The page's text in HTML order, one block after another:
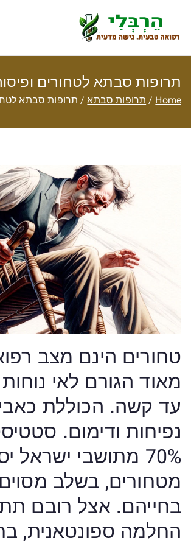
content
עם
מדעית
טיפול תזונתי,
טבעית מסורתית
תרופות סבתא לטחורים
Home תרופות סבתא תרופות סבתא
טחורים הינם מצב
מאוד הגורם לאי
עד קשה. הכוללת
נפיחות ודימום.
70% מתושבי ישראל
מטחורים, בשלב מסוים
בחייהם. אצל רובם
החלמה ספונטאנית,